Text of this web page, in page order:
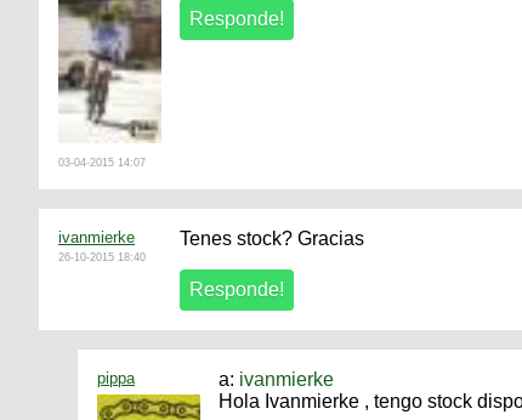
03-04-2015 14:07
ivanmierke
26-10-2015 18:40
Tenes stock? Gracias
pippa a: ivanmierke
Hola Ivanmierke , tengo stock